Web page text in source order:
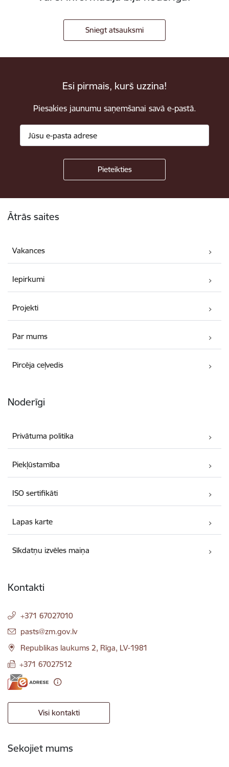
Sniegt atsauksmi
Esi pirmais, kurš uzzina!
Piesakies jaunumu saņemšanai savā e-pastā.
Ātrās saites
Vakances
Iepirkumi
Projekti
Par mums
Pircēja ceļvedis
Noderīgi
Privātuma politika
Piekļūstamība
ISO sertifikāti
Lapas karte
Sīkdatņu izvēles maiņa
Kontakti
+371 67027010
E-pasts:
pasts@zm.gov.lv
Republikas laukums 2, Rīga, LV-1981
+371 67027512
Visi kontakti
Sekojiet mums